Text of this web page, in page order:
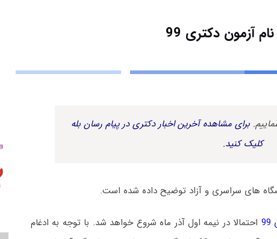
آزمون دکتری 99
برای مشاهده آخرین اخبار دکتری در پیام رسان بله
کلیک کنید.
های سراسری و آزاد توضیح داده شده است.
احتمالا در نیمه اول آذر ماه شروع خواهد شد. با توجه به ادغام